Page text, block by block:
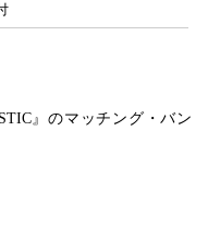
』のマッチング・バン